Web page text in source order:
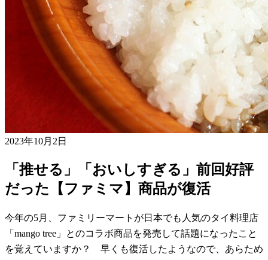
2023年10月2日
「推せる」「おいしすぎる」前回好評
だった【ファミマ】商品が復活
今年の5月、ファミリーマートが日本でも人気のタイ料理店
「mango tree」とのコラボ商品を発売して話題になったこと
を覚えていますか？ 早くも復活したようなので、あらため